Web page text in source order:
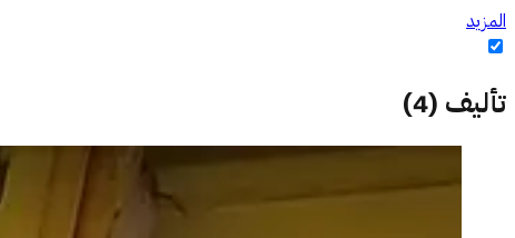
المزيد
تأليف (
4
)